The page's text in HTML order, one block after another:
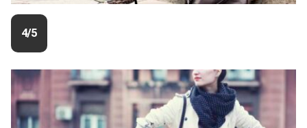
4/5